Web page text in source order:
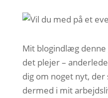
Mit blogindlæg denne
det plejer –
dig om noget nyt,
dermed i mit